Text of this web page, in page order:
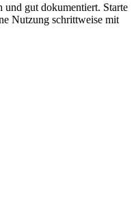
und gut dokumentiert. Starte
Nutzung schrittweise mit